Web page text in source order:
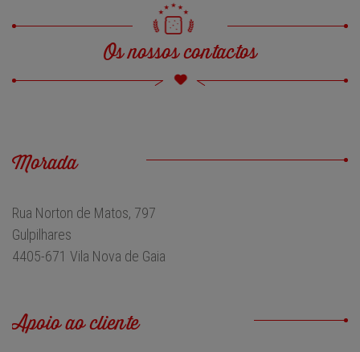
Os nossos contactos
Morada
Rua Norton de Matos, 797
Gulpilhares
4405-671 Vila Nova de Gaia
Apoio ao cliente